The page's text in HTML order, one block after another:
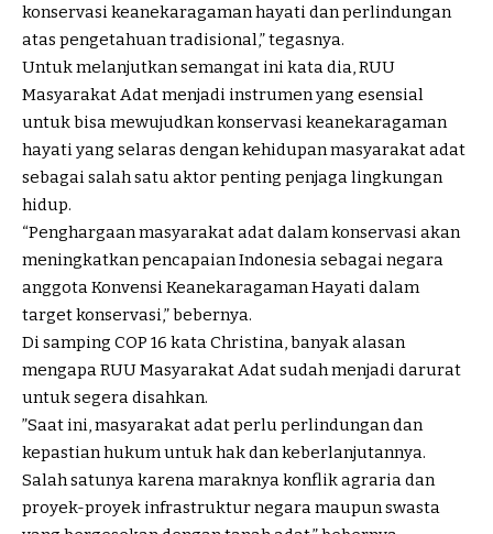
konservasi keanekaragaman hayati dan perlindungan
atas pengetahuan tradisional,” tegasnya.
Untuk melanjutkan semangat ini kata dia, RUU
Masyarakat Adat menjadi instrumen yang esensial
untuk bisa mewujudkan konservasi keanekaragaman
hayati yang selaras dengan kehidupan masyarakat adat
sebagai salah satu aktor penting penjaga lingkungan
hidup.
“Penghargaan masyarakat adat dalam konservasi akan
meningkatkan pencapaian Indonesia sebagai negara
anggota Konvensi Keanekaragaman Hayati dalam
target konservasi,” bebernya.
Di samping COP 16 kata Christina, banyak alasan
mengapa RUU Masyarakat Adat sudah menjadi darurat
untuk segera disahkan.
”Saat ini, masyarakat adat perlu perlindungan dan
kepastian hukum untuk hak dan keberlanjutannya.
Salah satunya karena maraknya konflik agraria dan
proyek-proyek infrastruktur negara maupun swasta